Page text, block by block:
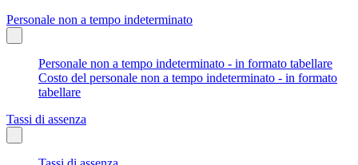
Personale non a tempo indeterminato
Personale non a tempo indeterminato - in formato tabellare
Costo del personale non a tempo indeterminato - in formato
tabellare
Tassi di assenza